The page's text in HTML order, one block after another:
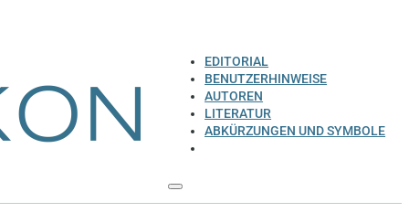
EDITORIAL
BENUTZERHINWEISE
AUTOREN
LITERATUR
ABKÜRZUNGEN UND SYMBOLE